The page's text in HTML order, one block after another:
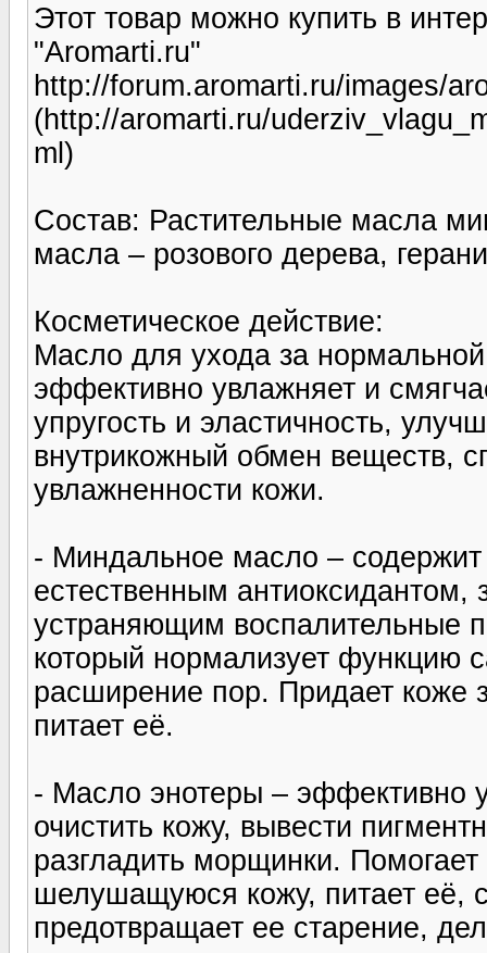
Этот товар можно купить в
"Aromarti.ru"
http://forum.aromarti.ru/images/
(http://aromarti.ru/
ml)
Состав: Растительные масла
масла – розового дерева,
Косметическое действие:
Масло для ухода за
эффективно увлажняет и
упругость и эластичность,
внутрикожный обмен веществ,
увлажненности кожи.
- Миндальное масло –
естественным
устраняющим воспалительные
который нормализует функцию
расширение пор. Придает коже
питает её.
- Масло энотеры – эффективно
очистить кожу, вывести
разгладить морщинки.
шелушащуюся кожу, питает её,
предотвращает ее старение,